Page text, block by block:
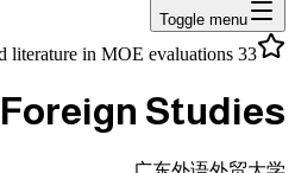
Toggle menu
33 foreign languages taught - largest offering in South China
literature in MOE evaluations
Studies